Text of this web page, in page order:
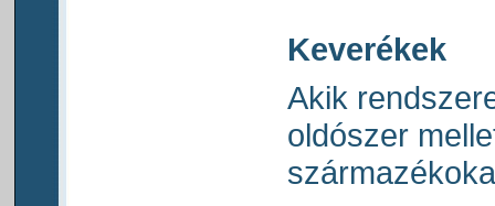
Keverékek
Akik
oldószer